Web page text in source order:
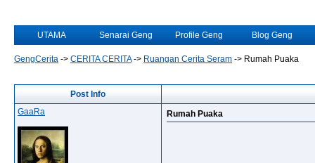
UTAMA Senarai Geng Profile Geng Blog Geng
GengCerita -> CERITA CERITA-> Ruangan Cerita Seram -> Rumah Puaka
Post Info
GaaRa
Rumah Puaka